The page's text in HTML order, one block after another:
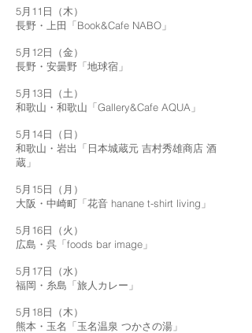
5月11日（木）
長野・上田「Book&Cafe NABO」
5月12日（金）
長野・安曇野「地球宿」
5月13日（土）
和歌山・和歌山「Gallery&Cafe AQUA」
5月14日（日）
和歌山・岩出「日本城蔵元 吉村秀雄商店 酒
蔵」
5月15日（月）
大阪・中崎町「花音 hanane t-shirt living」
5月16日（火）
広島・呉「foods bar image」
5月17日（水）
福岡・糸島「旅人カレー」
5月18日（木）
熊本・玉名「玉名温泉 つかさの湯」